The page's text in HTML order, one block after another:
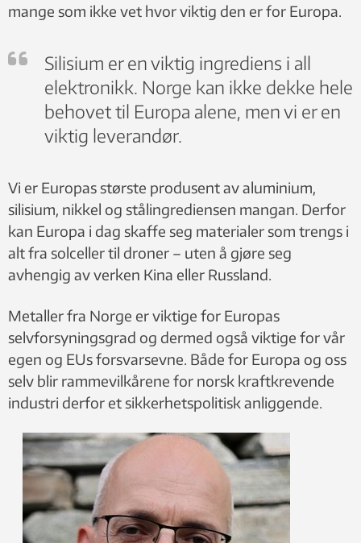
mange som ikke vet hvor viktig den er for Europa.
Silisium er en viktig ingrediens i all
elektronikk. Norge kan ikke dekke hele
behovet til Europa alene, men vi er en
viktig leverandør.
Vi er Europas største produsent av aluminium,
silisium, nikkel og stålingrediensen mangan. Derfor
kan Europa i dag skaffe seg materialer som trengs i
alt fra solceller til droner – uten å gjøre seg
avhengig av verken Kina eller Russland.
Metaller fra Norge er viktige for Europas
selvforsyningsgrad og dermed også viktige for vår
egen og EUs forsvarsevne. Både for Europa og oss
selv blir rammevilkårene for norsk kraftkrevende
industri derfor et sikkerhetspolitisk anliggende.